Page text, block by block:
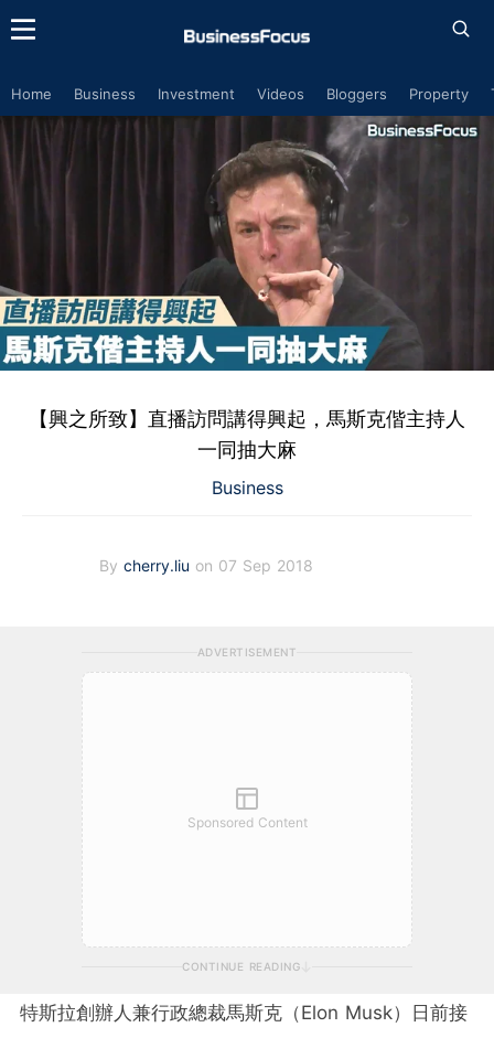
Home Business Investment Videos Bloggers Property
【興之所致】直播訪問講得興起，馬斯克偕主持人
一同抽大麻
Business
By cherry.liu on 07 Sep 2018
ADVERTISEMENT
Sponsored Content
CONTINUE READING
特斯拉創辦人兼行政總裁馬斯克（Elon Musk）日前接